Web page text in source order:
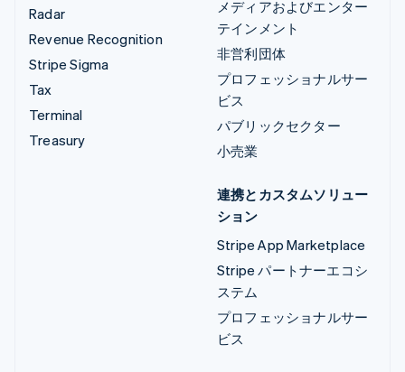
Radar
Revenue Recognition
Stripe Sigma
Tax
Terminal
Treasury
メディアおよびエンター
テインメント
非営利団体
プロフェッショナルサー
ビス
パブリックセクター
小売業
連携とカスタムソリュー
ション
Stripe App Marketplace
Stripe パートナーエコシ
ステム
プロフェッショナルサー
ビス